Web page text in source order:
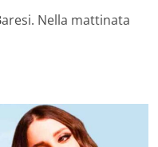
Nella mattinata